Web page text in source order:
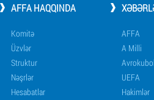
AFFA HAQQINDA
Komitə
Üzvlər
Struktur
Nəşrlər
Hesabatlar
AFFA
A Milli
UEFA
Hakimlər